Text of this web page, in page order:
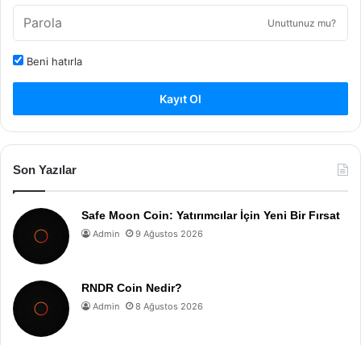
Unuttunuz mu?
Beni hatırla
Kayıt Ol
Son Yazılar
Safe Moon Coin: Yatırımcılar İçin Yeni Bir Fırsat
Admin 9 Ağustos 2026
RNDR Coin Nedir?
Admin 8 Ağustos 2026